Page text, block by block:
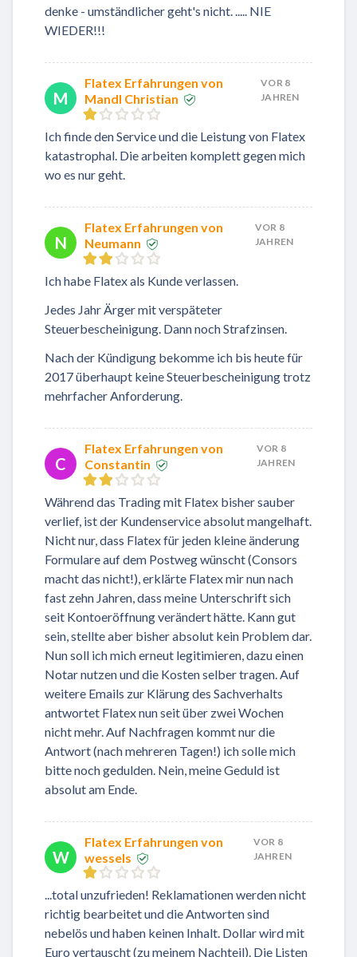
denke - umständlicher geht's nicht. ..... NIE
WIEDER!!!
M
Flatex Erfahrungen von
Mandl Christian
VOR 8
JAHREN
Ich finde den Service und die Leistung von Flatex
katastrophal. Die arbeiten komplett gegen mich
wo es nur geht.
N
Flatex Erfahrungen von
Neumann
VOR 8
JAHREN
Ich habe Flatex als Kunde verlassen.
Jedes Jahr Ärger mit verspäteter
Steuerbescheinigung. Dann noch Strafzinsen.
Nach der Kündigung bekomme ich bis heute für
2017 überhaupt keine Steuerbescheinigung trotz
mehrfacher Anforderung.
C
Flatex Erfahrungen von
Constantin
VOR 8
JAHREN
Während das Trading mit Flatex bisher sauber
verlief, ist der Kundenservice absolut mangelhaft.
Nicht nur, dass Flatex für jeden kleine änderung
Formulare auf dem Postweg wünscht (Consors
macht das nicht!), erklärte Flatex mir nun nach
fast zehn Jahren, dass meine Unterschrift sich
seit Kontoeröffnung verändert hätte. Kann gut
sein, stellte aber bisher absolut kein Problem dar.
Nun soll ich mich erneut legitimieren, dazu einen
Notar nutzen und die Kosten selber tragen. Auf
weitere Emails zur Klärung des Sachverhalts
antwortet Flatex nun seit über zwei Wochen
nicht mehr. Auf Nachfragen kommt nur die
Antwort (nach mehreren Tagen!) ich solle mich
bitte noch gedulden. Nein, meine Geduld ist
absolut am Ende.
W
Flatex Erfahrungen von
wessels
VOR 8
JAHREN
...total unzufrieden! Reklamationen werden nicht
richtig bearbeitet und die Antworten sind
nebelös und haben keinen Inhalt. Dollar wird mit
Euro vertauscht (zu meinem Nachteil). Die Listen